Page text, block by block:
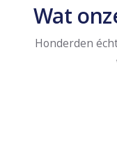
Wat
Honderden